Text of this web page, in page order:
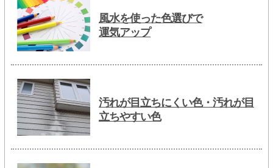
風水を使った色選びで
運気アップ
汚れが目立ちにくい色・汚れが目
立ちやすい色